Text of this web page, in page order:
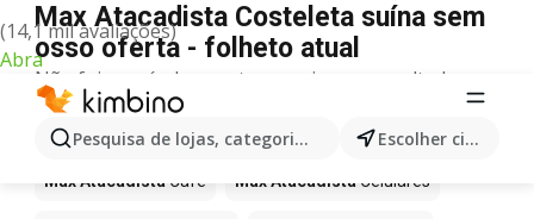
(14,1 mil avaliações)
Abra
Pesquisa de lojas, categorias,produtos... Escolher cidade
Max Atacadista Costeleta suína sem
osso oferta - folheto atual
Não foi possível encontrar quaisquer resultados
para este termo.
Mais produtos em Max Atacadista
Max Atacadista Café Max Atacadista Celulares